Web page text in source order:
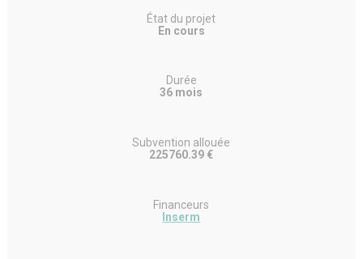
État du projet
En cours
Durée
36 mois
Subvention allouée
225760.39 €
Financeurs
Inserm